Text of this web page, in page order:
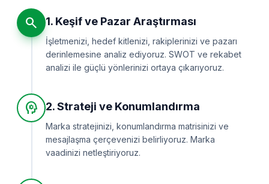
search 1. Keşif ve Pazar Araştırması
İşletmenizi, hedef kitlenizi, rakiplerinizi ve pazarı
derinlemesine analiz ediyoruz. SWOT ve rekabet
analizi ile güçlü yönlerinizi ortaya çıkarıyoruz.
psychology 2. Strateji ve Konumlandırma
Marka stratejinizi, konumlandırma matrisinizi ve
mesajlaşma çerçevenizi belirliyoruz. Marka
vaadinizi netleştiriyoruz.